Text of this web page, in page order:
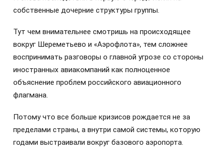
собственные дочерние структуры группы.
Тут чем внимательнее смотришь на происходящее
вокруг Шереметьево и «Аэрофлота», тем сложнее
воспринимать разговоры о главной угрозе со стороны
иностранных авиакомпаний как полноценное
объяснение проблем российского авиационного
флагмана.
Потому что все больше кризисов рождается не за
пределами страны, а внутри самой системы, которую
годами выстраивали вокруг базового аэропорта.